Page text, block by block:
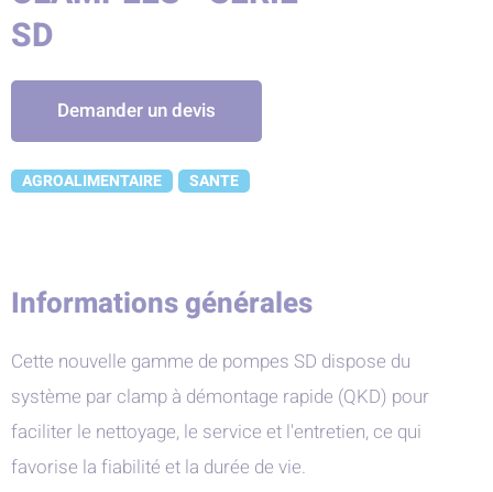
SD
Demander un devis
AGROALIMENTAIRE SANTE
Informations générales
Cette nouvelle gamme de pompes SD dispose du
système par clamp à démontage rapide (QKD) pour
faciliter le nettoyage, le service et l'entretien, ce qui
favorise la fiabilité et la durée de vie.